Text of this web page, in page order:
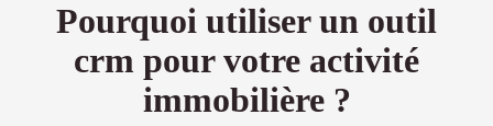
Pourquoi utiliser un outil
crm pour votre activité
immobilière ?